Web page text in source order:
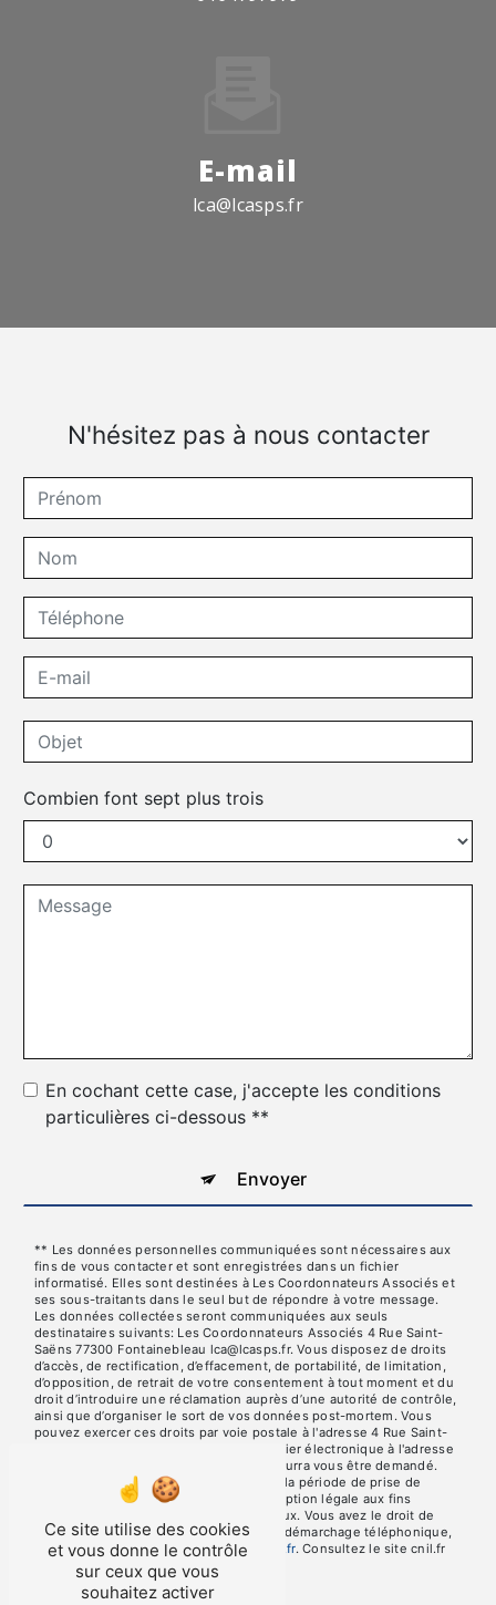
E-mail
lca@lcasps.fr
N'hésitez pas à nous contacter
Combien font sept plus trois
En cochant cette case, j'accepte les conditions
particulières ci-dessous **
Envoyer
** Les données personnelles communiquées sont nécessaires aux
fins de vous contacter et sont enregistrées dans un fichier
informatisé. Elles sont destinées à Les Coordonnateurs Associés et
ses sous-traitants dans le seul but de répondre à votre message.
Les données collectées seront communiquées aux seuls
destinataires suivants: Les Coordonnateurs Associés 4 Rue Saint-
Saëns 77300 Fontainebleau lca@lcasps.fr. Vous disposez de droits
d’accès, de rectification, d’effacement, de portabilité, de limitation,
d’opposition, de retrait de votre consentement à tout moment et du
droit d’introduire une réclamation auprès d’une autorité de contrôle,
ainsi que d’organiser le sort de vos données post-mortem. Vous
pouvez exercer ces droits par voie postale à l'adresse 4 Rue Saint-
Saëns 77300 Fontainebleau ou par courrier électronique à l'adresse
lca@lcasps.fr. Un justificatif d'identité pourra vous être demandé.
Nous conservons vos données pendant la période de prise de
contact puis pendant la durée de prescription légale aux fins
probatoires et de gestion des contentieux. Vous avez le droit de
vous inscrire sur la liste d'opposition au démarchage téléphonique,
disponible à cette adresse:Bloctel.gouv.fr. Consultez le site cnil.fr
pour plus d’informations sur vos droits.
Ce site utilise des cookies
et vous donne le contrôle
sur ceux que vous
souhaitez activer